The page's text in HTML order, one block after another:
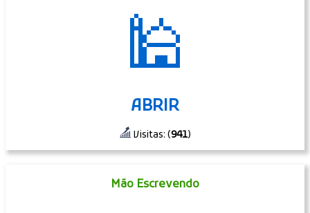
🕌
ABRIR
Visitas: (941)
Mão Escrevendo